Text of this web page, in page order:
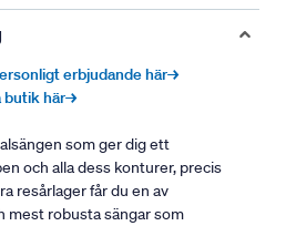
erbjudande här→
butik här→
som ger dig ett
och alla dess konturer, precis
resårlager får du en av
mest robusta sängar som